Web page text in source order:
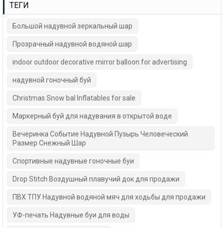
ТЕГИ
Большой надувной зеркальный шар
Прозрачный надувной водяной шар
indoor outdoor decorative mirror balloon for advertising
надувной гоночный буй
Christmas Snow bal Inflatables for sale
Маркерный буй для надувания в открытой воде
Вечеринка Событие Надувной Пузырь Человеческий
Размер Снежный Шар
Спортивные надувные гоночные буи
Drop Stitch Воздушный плавучий док для продажи
ПВХ ТПУ Надувной водяной мяч для ходьбы для продажи
УФ-печать Надувные буи для воды